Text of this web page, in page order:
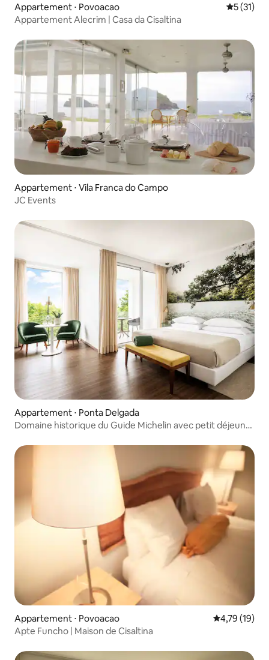
Appartement ⋅ Povoacao
5 (31)
Appartement Alecrim | Casa da Cisaltina
Appartement ⋅ Vila Franca do Campo
JC Events
Appartement ⋅ Ponta Delgada
Domaine historique du Guide Michelin avec petit déjeuner
Appartement ⋅ Povoacao Évaluation
4,79 (19)
Apte Funcho | Maison de Cisaltina